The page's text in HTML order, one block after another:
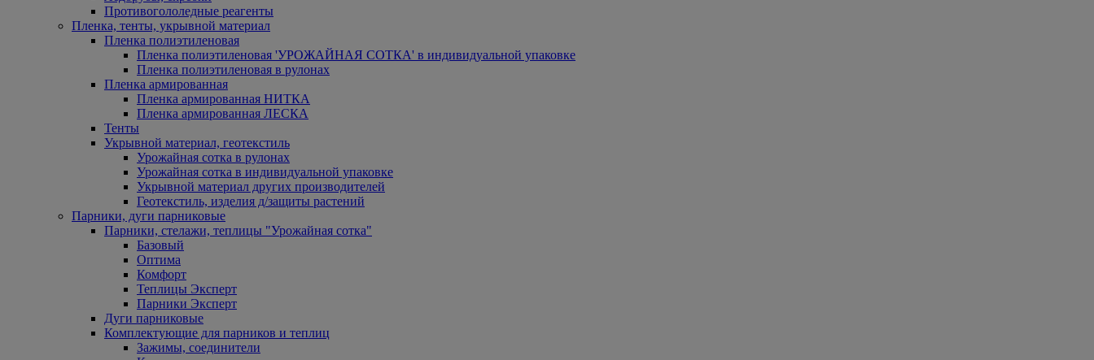
Противогололедные реагенты
Пленка, тенты, укрывной материал
Пленка полиэтиленовая
Пленка полиэтиленовая 'УРОЖАЙНАЯ СОТКА' в индивидуальной упаковке
Пленка полиэтиленовая в рулонах
Пленка армированная
Пленка армированная НИТКА
Пленка армированная ЛЕСКА
Тенты
Укрывной материал, геотекстиль
Урожайная сотка в рулонах
Урожайная сотка в индивидуальной упаковке
Укрывной материал других производителей
Геотекстиль, изделия д/защиты растений
Парники, дуги парниковые
Парники, стелажи, теплицы "Урожайная сотка"
Базовый
Оптима
Комфорт
Теплицы Эксперт
Парники Эксперт
Дуги парниковые
Комплектующие для парников и теплиц
Зажимы, соединители